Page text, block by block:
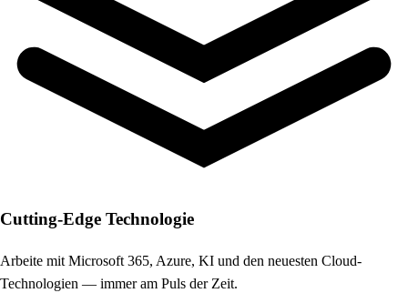
Cutting-Edge Technologie
Arbeite mit Microsoft 365, Azure, KI und den neuesten Cloud-
Technologien — immer am Puls der Zeit.